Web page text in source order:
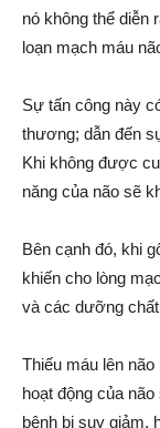
nó không thể diễn
loạn mạch máu
Sự tấn công này
thương; dẫn đến
Khi không được
năng của não sẽ
Bên cạnh đó, khi
khiến cho lòng
và các dưỡng
Thiếu máu lên
hoạt động của
bệnh bị suy giảm,